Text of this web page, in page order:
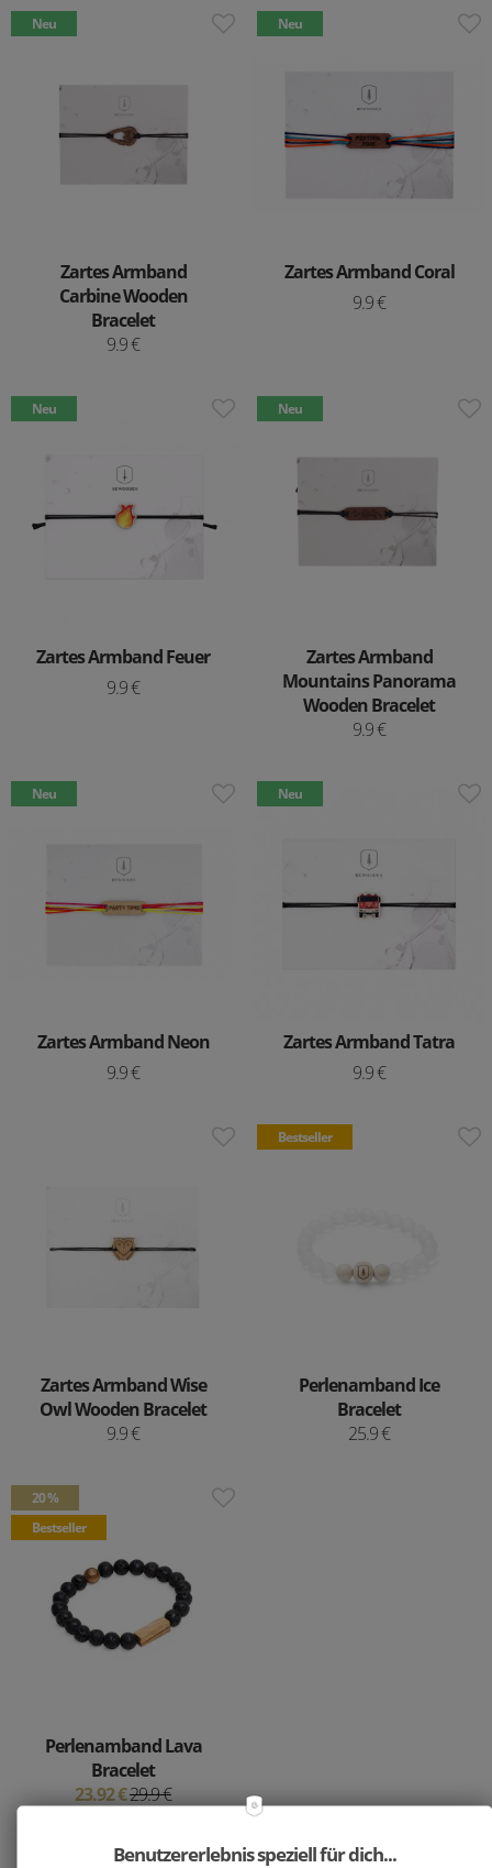
Neu
Zartes Armband
Carbine Wooden
Bracelet
9.9 €
Neu
Zartes Armband Coral
9.9 €
Neu
Zartes Armband Feuer
9.9 €
Neu
Zartes Armband
Mountains Panorama
Wooden Bracelet
9.9 €
Neu
Zartes Armband Neon
9.9 €
Neu
Zartes Armband Tatra
9.9 €
Zartes Armband Wise
Owl Wooden Bracelet
9.9 €
Bestseller
Perlenamband Ice
Bracelet
25.9 €
20 %
Bestseller
Perlenamband Lava
Bracelet
23.92 €29.9 €
Benutzererlebnis speziell für dich...